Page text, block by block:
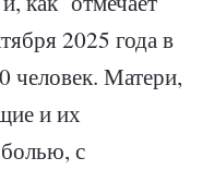
2025 года в
человек. Матери,
и их
с